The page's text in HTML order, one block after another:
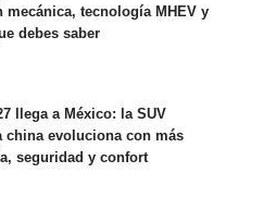
mecánica, tecnología MHEV y
debes saber
llega a México: la SUV
china evoluciona con más
seguridad y confort